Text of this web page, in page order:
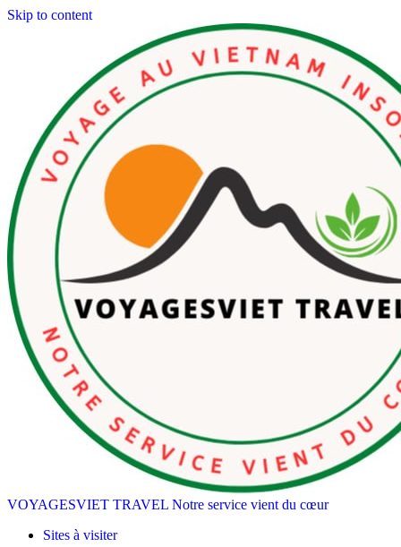
Skip to content
VOYAGESVIET TRAVEL Notre service vient du cœur
Sites à visiter